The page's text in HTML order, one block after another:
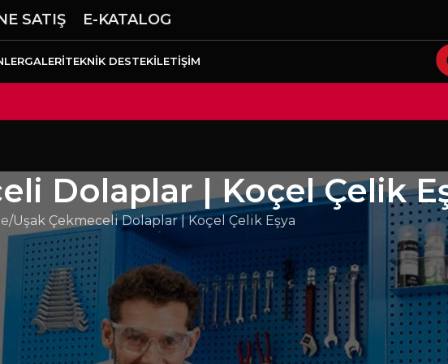
SATIŞ E-KATALOG
GALERITEKNIK DESTEKİLETIŞIM
Dolaplar | Koçel Çelik
Uşak Çekmeceli Dolaplar | Koçel Çelik Eşya
için çekmeceli dolaplar alanında uzun ömürlü
bileşenler, ağır endüstriyel kullanım şartlarında
yalın üretim kültürünü destekleyen 5S
arama süreleri azalır ve verimlilik artar.
SON